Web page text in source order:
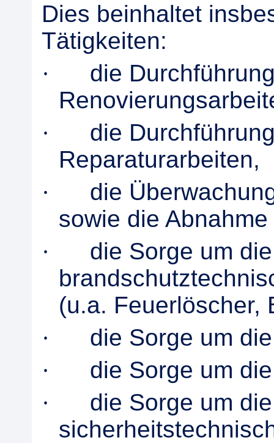
Dies beinhaltet
Tätigkeiten:
·
die
·
die
Reparaturarbeiten,
·
die
sowie die
·
die Sorge um
(u.a. Feuerlöscher,
·
die Sorge um
·
die Sorge um
·
die Sorge um